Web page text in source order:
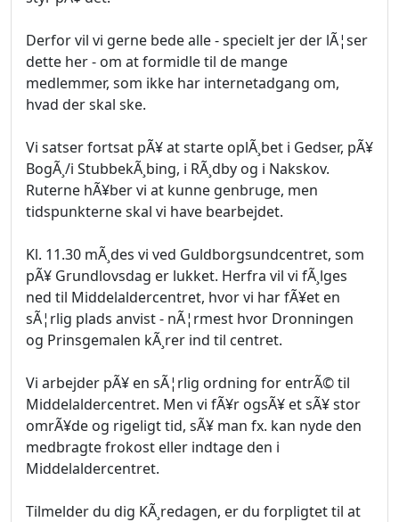
Derfor vil vi gerne bede alle - specielt jer der lÃ¦ser
dette her - om at formidle til de mange
medlemmer, som ikke har internetadgang om,
hvad der skal ske.
Vi satser fortsat pÃ¥ at starte oplÃ¸bet i Gedser, pÃ¥
BogÃ¸/i StubbekÃ¸bing, i RÃ¸dby og i Nakskov.
Ruterne hÃ¥ber vi at kunne genbruge, men
tidspunkterne skal vi have bearbejdet.
Kl. 11.30 mÃ¸des vi ved Guldborgsundcentret, som
pÃ¥ Grundlovsdag er lukket. Herfra vil vi fÃ¸lges
ned til Middelaldercentret, hvor vi har fÃ¥et en
sÃ¦rlig plads anvist - nÃ¦rmest hvor Dronningen
og Prinsgemalen kÃ¸rer ind til centret.
Vi arbejder pÃ¥ en sÃ¦rlig ordning for entrÃ© til
Middelaldercentret. Men vi fÃ¥r ogsÃ¥ et sÃ¥ stor
omrÃ¥de og rigeligt tid, sÃ¥ man fx. kan nyde den
medbragte frokost eller indtage den i
Middelaldercentret.
Tilmelder du dig KÃ¸redagen, er du forpligtet til at